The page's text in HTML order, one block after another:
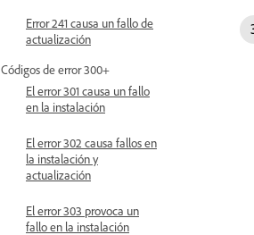
Error 241 causa un fallo de
actualización
Códigos de error 300+
El error 301 causa un fallo
en la instalación
El error 302 causa fallos en
la instalación y
actualización
El error 303 provoca un
fallo en la instalación